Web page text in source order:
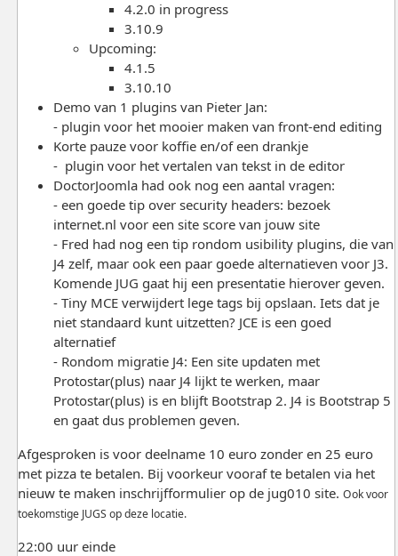
4.2.0 in progress
3.10.9
Upcoming:
4.1.5
3.10.10
Demo van 1 plugins van Pieter Jan:
- plugin voor het mooier maken van front-end editing
Korte pauze voor koffie en/of een drankje
- plugin voor het vertalen van tekst in de editor
DoctorJoomla had ook nog een aantal vragen:
- een goede tip over security headers: bezoek
internet.nl voor een site score van jouw site
- Fred had nog een tip rondom usibility plugins, die van
J4 zelf, maar ook een paar goede alternatieven voor J3.
Komende JUG gaat hij een presentatie hierover geven.
- Tiny MCE verwijdert lege tags bij opslaan. Iets dat je
niet standaard kunt uitzetten? JCE is een goed
alternatief
- Rondom migratie J4: Een site updaten met
Protostar(plus) naar J4 lijkt te werken, maar
Protostar(plus) is en blijft Bootstrap 2. J4 is Bootstrap 5
en gaat dus problemen geven.
Afgesproken is voor deelname 10 euro zonder en 25 euro
met pizza te betalen. Bij voorkeur vooraf te betalen via het
nieuw te maken inschrijfformulier op de jug010 site. Ook voor
toekomstige JUGS op deze locatie.
22:00 uur einde